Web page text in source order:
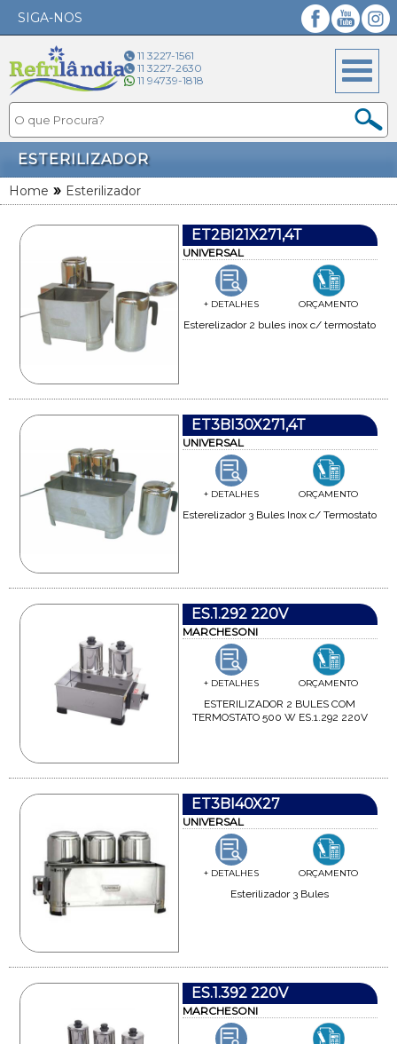
SIGA-NOS Instagram
11 3227-1561
11 3227-2630
11 94739-1818
ESTERILIZADOR
Home » Esterilizador
ET2BI21X271,4T
UNIVERSAL
+ DETALHES ORÇAMENTO
Esterelizador 2 bules inox c/ termostato
ET3BI30X271,4T
UNIVERSAL
+ DETALHES ORÇAMENTO
Esterelizador 3 Bules Inox c/ Termostato
ES.1.292 220V
MARCHESONI
+ DETALHES ORÇAMENTO
ESTERILIZADOR 2 BULES COM
TERMOSTATO 500 W ES.1.292 220V
ET3BI40X27
UNIVERSAL
+ DETALHES ORÇAMENTO
Esterilizador 3 Bules
ES.1.392 220V
MARCHESONI